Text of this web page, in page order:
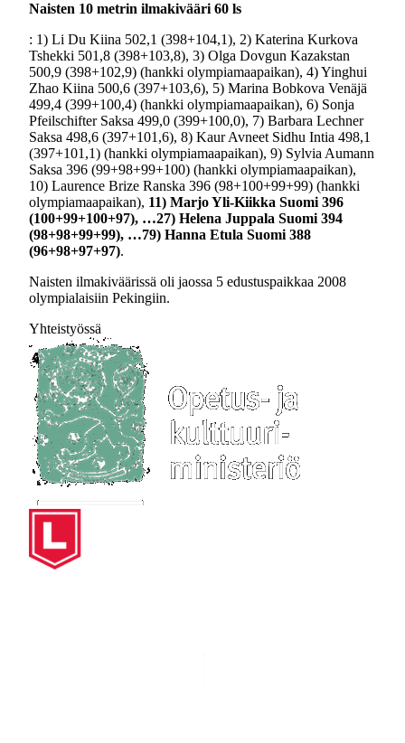
Naisten 10 metrin ilmakivääri 60 ls
: 1) Li Du Kiina 502,1 (398+104,1), 2) Katerina Kurkova
Tshekki 501,8 (398+103,8), 3) Olga Dovgun Kazakstan
500,9 (398+102,9) (hankki olympiamaapaikan), 4) Yinghui
Zhao Kiina 500,6 (397+103,6), 5) Marina Bobkova Venäjä
499,4 (399+100,4) (hankki olympiamaapaikan), 6) Sonja
Pfeilschifter Saksa 499,0 (399+100,0), 7) Barbara Lechner
Saksa 498,6 (397+101,6), 8) Kaur Avneet Sidhu Intia 498,1
(397+101,1) (hankki olympiamaapaikan), 9) Sylvia Aumann
Saksa 396 (99+98+99+100) (hankki olympiamaapaikan),
10) Laurence Brize Ranska 396 (98+100+99+99) (hankki
olympiamaapaikan), 11) Marjo Yli-Kiikka Suomi 396
(100+99+100+97), …27) Helena Juppala Suomi 394
(98+98+99+99), …79) Hanna Etula Suomi 388
(96+98+97+97).
Naisten ilmakiväärissä oli jaossa 5 edustuspaikkaa 2008
olympialaisiin Pekingiin.
Yhteistyössä